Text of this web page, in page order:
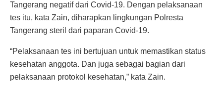
Tangerang negatif dari Covid-19. Dengan pelaksanaan
tes itu, kata Zain, diharapkan lingkungan Polresta
Tangerang steril dari paparan Covid-19.
“Pelaksanaan tes ini bertujuan untuk memastikan status
kesehatan anggota. Dan juga sebagai bagian dari
pelaksanaan protokol kesehatan,” kata Zain.